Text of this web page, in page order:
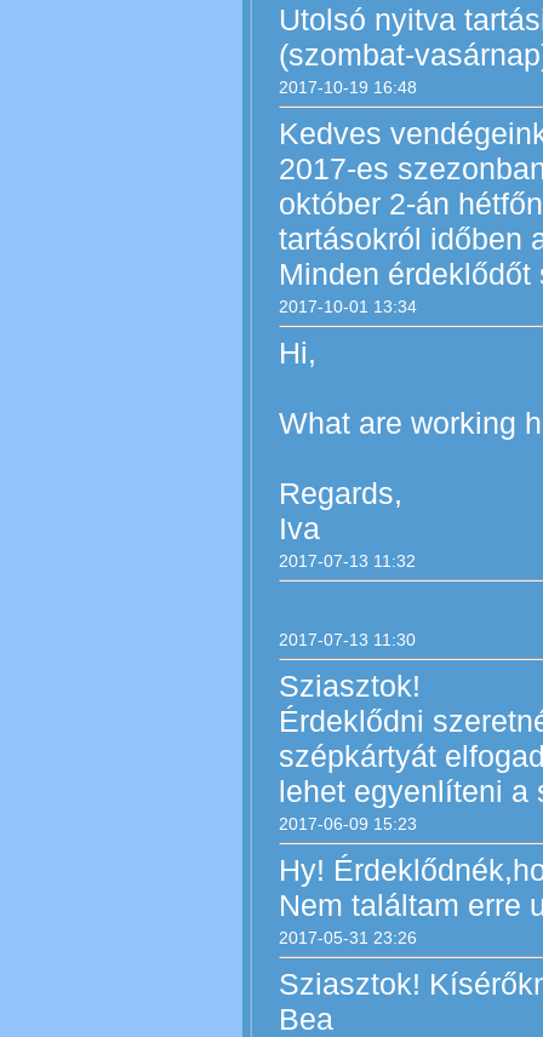
2017-10-19 16:48
Utolsó nyitva
(szombat-
2017-10-01 13:34
Kedves
2017-es
október 2-án
tartásokról időben
Minden
2017-07-13 11:32
Hi,
What are working
Regards,
Iva
2017-07-13 11:30
2017-06-09 15:23
Sziasztok!
Érdeklődni
szépkártyát
lehet egyenlíteni a
2017-05-31 23:26
Hy!
Nem találtam erre
Sziasztok!
Bea